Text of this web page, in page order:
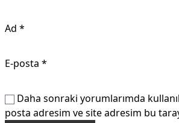
Ad *
E-posta *
Daha sonraki yorumlarımda
posta adresim ve site adresim bu